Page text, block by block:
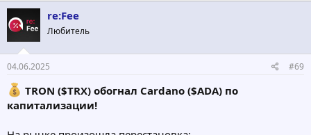
re:Fee
Любитель
04.06.2025 #69
TRON ($TRX) обогнал Cardano ($ADA) по
капитализации!